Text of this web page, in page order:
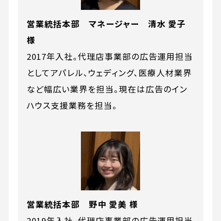
営業統括本部 マネージャー 清水 愛子
様
2017年入社。代理店事業部の広告運用担当
としてアパレル、ウェディング、医療人材業界
など幅広い業界を担当。現在は広告のイン
ハウス支援業務を担当。
営業統括本部 野中 愛美 様